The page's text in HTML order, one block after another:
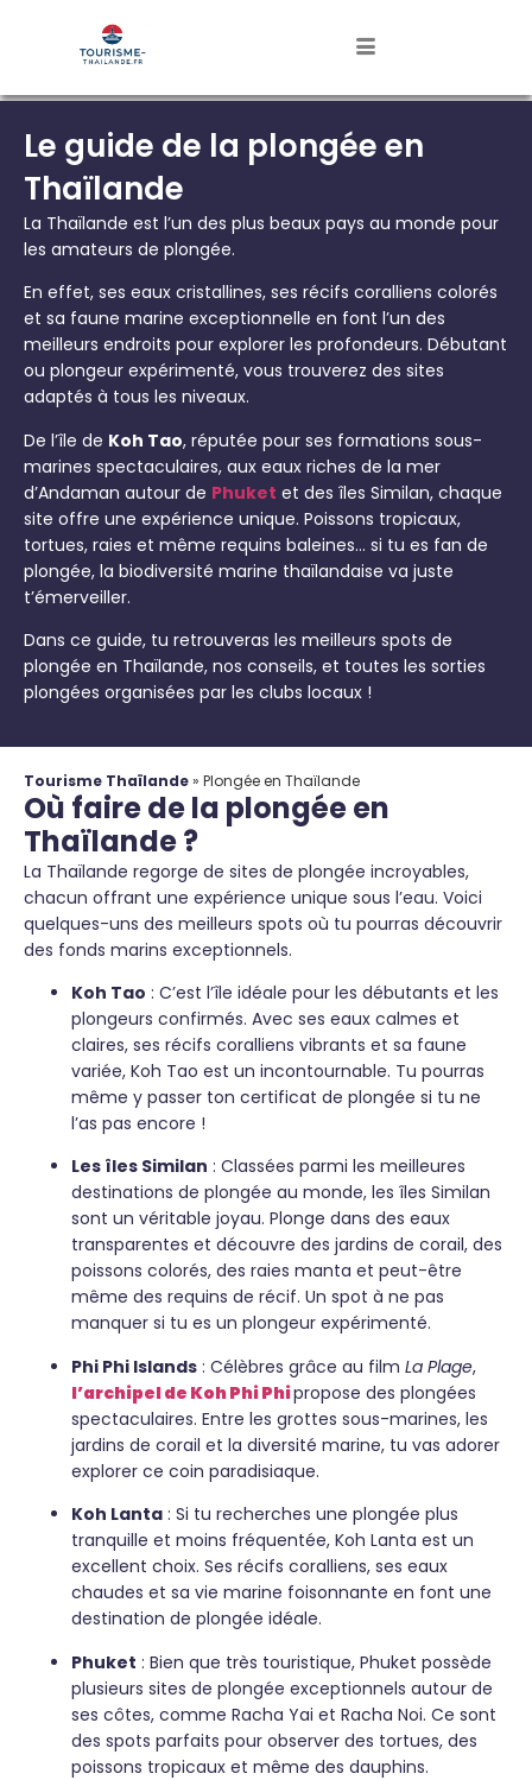
Le guide de la plongée en
Thaïlande
La Thaïlande est l’un des plus beaux pays au monde pour
les amateurs de plongée.
En effet, ses eaux cristallines, ses récifs coralliens colorés
et sa faune marine exceptionnelle en font l’un des
meilleurs endroits pour explorer les profondeurs. Débutant
ou plongeur expérimenté, vous trouverez des sites
adaptés à tous les niveaux.
De l’île de Koh Tao, réputée pour ses formations sous-
marines spectaculaires, aux eaux riches de la mer
d’Andaman autour de Phuket et des îles Similan, chaque
site offre une expérience unique. Poissons tropicaux,
tortues, raies et même requins baleines… si tu es fan de
plongée, la biodiversité marine thaïlandaise va juste
t’émerveiller.
Dans ce guide, tu retrouveras les meilleurs spots de
plongée en Thaïlande, nos conseils, et toutes les sorties
plongées organisées par les clubs locaux !
Tourisme Thaïlande» Plongée en Thaïlande
Où faire de la plongée en
Thaïlande ?
La Thaïlande regorge de sites de plongée incroyables,
chacun offrant une expérience unique sous l’eau. Voici
quelques-uns des meilleurs spots où tu pourras découvrir
des fonds marins exceptionnels.
Koh Tao : C’est l’île idéale pour les débutants et les
plongeurs confirmés. Avec ses eaux calmes et
claires, ses récifs coralliens vibrants et sa faune
variée, Koh Tao est un incontournable. Tu pourras
même y passer ton certificat de plongée si tu ne
l’as pas encore !
Les îles Similan : Classées parmi les meilleures
destinations de plongée au monde, les îles Similan
sont un véritable joyau. Plonge dans des eaux
transparentes et découvre des jardins de corail, des
poissons colorés, des raies manta et peut-être
même des requins de récif. Un spot à ne pas
manquer si tu es un plongeur expérimenté.
Phi Phi Islands : Célèbres grâce au film La Plage,
l’archipel de Koh Phi Phipropose des plongées
spectaculaires. Entre les grottes sous-marines, les
jardins de corail et la diversité marine, tu vas adorer
explorer ce coin paradisiaque.
Koh Lanta : Si tu recherches une plongée plus
tranquille et moins fréquentée, Koh Lanta est un
excellent choix. Ses récifs coralliens, ses eaux
chaudes et sa vie marine foisonnante en font une
destination de plongée idéale.
Phuket : Bien que très touristique, Phuket possède
plusieurs sites de plongée exceptionnels autour de
ses côtes, comme Racha Yai et Racha Noi. Ce sont
des spots parfaits pour observer des tortues, des
poissons tropicaux et même des dauphins.